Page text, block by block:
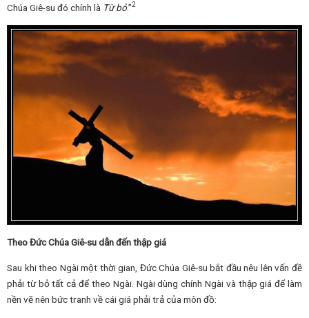
Chúa Giê-su đó chính là Từ bỏ.”2
Theo Đức Chúa Giê-su dẫn đến thập giá
Sau khi theo Ngài một thời gian, Đức Chúa Giê-su bắt đầu nêu lên vấn đề
phải từ bỏ tất cả để theo Ngài. Ngài dùng chính Ngài và thập giá để làm
nền vẽ nên bức tranh về cái giá phải trả của môn đồ: